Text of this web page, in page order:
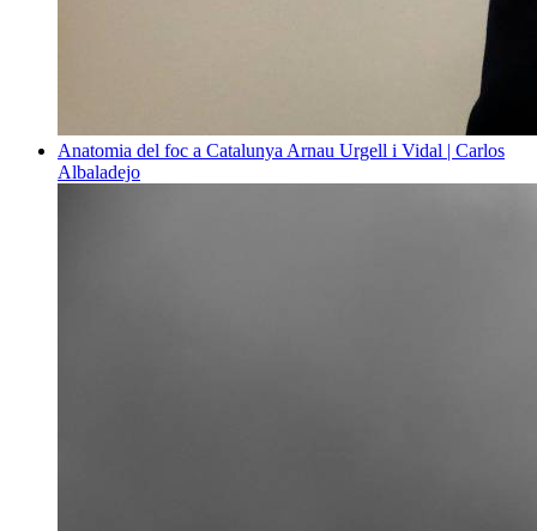
Anatomia del foc a Catalunya Arnau Urgell i Vidal | Carlos
Albaladejo